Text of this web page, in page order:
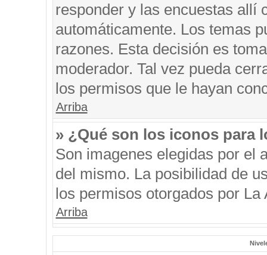
responder y las encuestas allí
automáticamente. Los temas
razones. Esta decisión es
moderador. Tal vez pueda
los permisos que le hayan
Arriba
» ¿Qué son los iconos para
Son imagenes elegidas por el
del mismo. La posibilidad de
los permisos otorgados por La
Arriba